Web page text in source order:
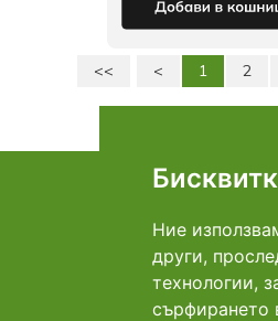
Ние
други,
технологии,
сърфирането
<< < 1 2
Връзка с
Адрес Добрич: ул.
E-mail: